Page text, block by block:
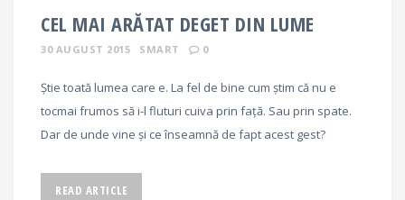
CEL MAI ARĂTAT DEGET DIN LUME
30 AUGUST 2015 SMART 0
Știe toată lumea care e. La fel de bine cum știm că nu e
tocmai frumos să i-l fluturi cuiva prin față. Sau prin spate.
Dar de unde vine și ce înseamnă de fapt acest gest?
READ ARTICLE